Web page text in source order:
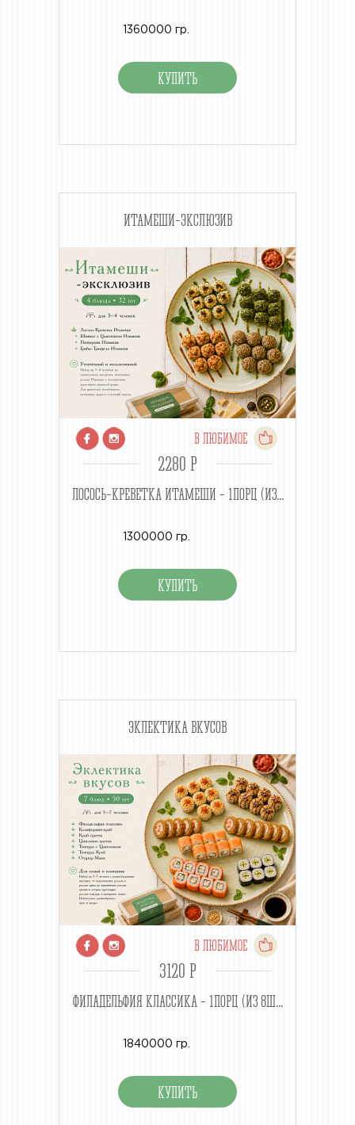
1360000 гр.
ИТАМЕШИ-ЭКСЛЮЗИВ
В ЛЮБИМОЕ
2280 P
ЛОСОСЬ-КРЕВЕТКА ИТАМЕШИ - 1ПОРЦ (ИЗ...
1300000 гр.
ЭКЛЕКТИКА ВКУСОВ
В ЛЮБИМОЕ
3120 P
ФИЛАДЕЛЬФИЯ КЛАССИКА - 1ПОРЦ (ИЗ 8Ш...
1840000 гр.